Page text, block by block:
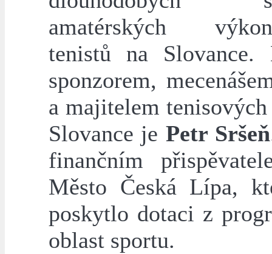
amatérských
tenistů na Slovance.
sponzorem,
a majitelem
Slovance je Petr Sršeň
finančním
Město Česká Lípa,
poskytlo dotaci z
oblast sportu.